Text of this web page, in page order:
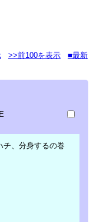
>>前100を表示
■最新
チ、分身するの巻